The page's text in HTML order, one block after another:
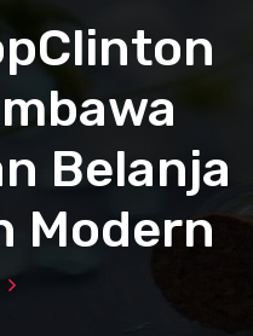
Belanja
Modern